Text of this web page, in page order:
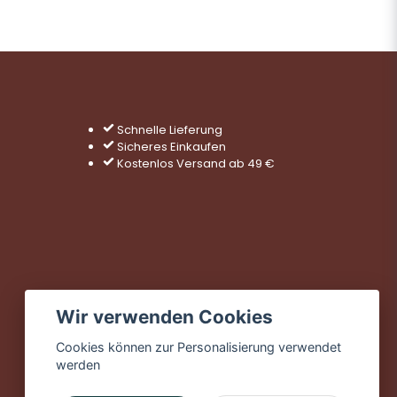
Schnelle Lieferung
Sicheres Einkaufen
Kostenlos Versand ab 49 €
Wir verwenden Cookies
Cookies können zur Personalisierung verwendet
werden